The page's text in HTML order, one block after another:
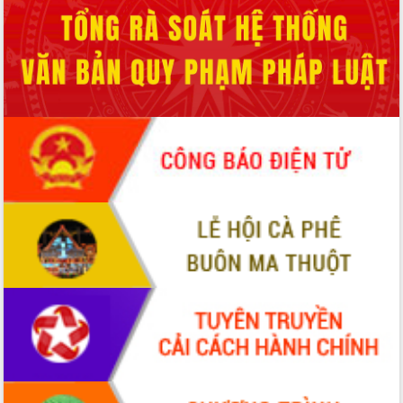
món ăn từ sầu riêng
Đắk Lắk công bố Quy hoạch và xúc
tiến đầu tư tỉnh
Ngành cá ngừ Đắk Lắk chủ động thích
ứng để giữ vững thị trường xuất khẩu
Diễn đàn Kinh tế tư nhân Việt Nam đột
phá cơ chế - Hợp tác công tư
Đề án 06 tạo bước ngoặt đột phá trong
cải cách hành chính tỉnh Đắk Lắk
Kết nối tour, đẩy mạnh chuyển đổi số
để phát triển du lịch Đắk Lắk
Khởi động Dự án Đầu tư xây dựng hạ
tầng kỹ thuật Cụm công nghiệp Tân
Gặp mặt các cơ quan báo chí nhân Kỷ
niệm 101 năm Ngày Báo chí Cách
mạng Việt Nam
Đắk Lắk sơ kết 4 năm triển khai thực
hiện Đề án 06 của Chính phủ
Họp báo thông tin về Hội nghị Công bố